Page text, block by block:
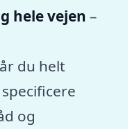
hele vejen –
du helt
og